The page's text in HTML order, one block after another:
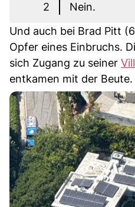
2
Nein.
Und auch bei Brad Pitt
Opfer eines Einbruchs.
sich Zugang zu seiner
entkamen mit der Beute.